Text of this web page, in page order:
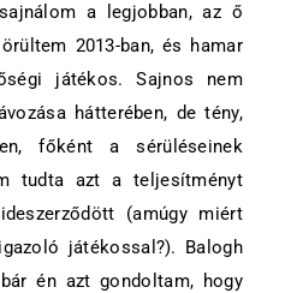
a legjobban, az ő
2013-ban, és hamar
játékos. Sajnos nem
hátterében, de tény,
főként a sérüléseinek
tudta azt a teljesítményt
(amúgy miért
játékossal?). Balogh
én azt gondoltam, hogy